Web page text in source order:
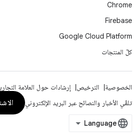
Chrome
Firebase
Google Cloud Platform
كلّ المنتجات
الخصوصية الترخيص إرشادات حول العلامة
تلقّي الأخبار والنصائح عبر البريد الإلكتروني